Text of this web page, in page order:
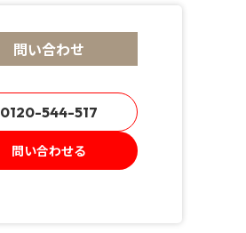
問い合わせ
0120-544-517
問い合わせる